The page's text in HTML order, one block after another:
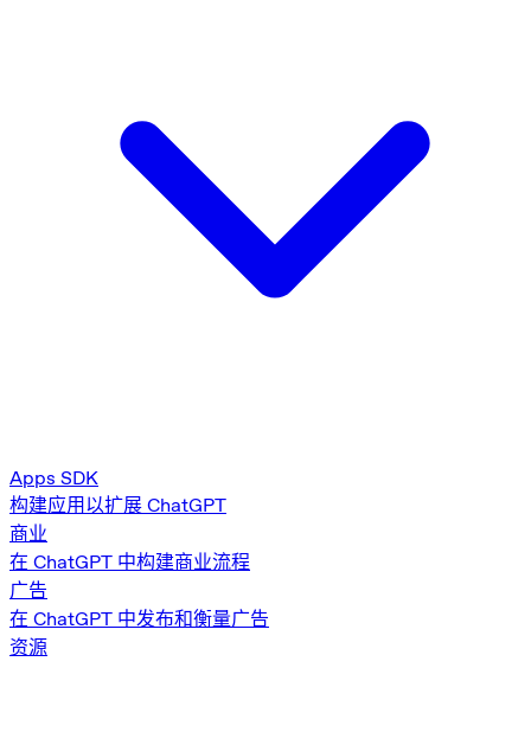
Apps SDK
构建应用以扩展 ChatGPT
商业
在 ChatGPT 中构建商业流程
广告
在 ChatGPT 中发布和衡量广告
资源